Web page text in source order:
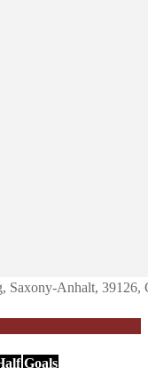
Saxony-Anhalt, 39126,
Goals